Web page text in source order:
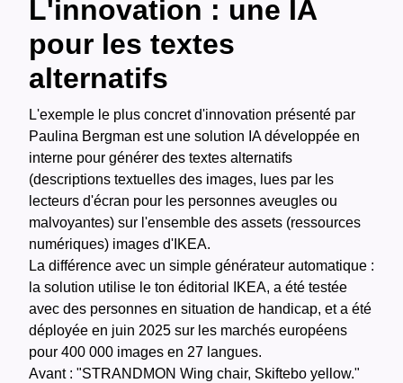
L'innovation : une IA
pour les textes
alternatifs
L'exemple le plus concret d'innovation présenté par
Paulina Bergman est une solution IA développée en
interne pour générer des textes alternatifs
(descriptions textuelles des images, lues par les
lecteurs d'écran pour les personnes aveugles ou
malvoyantes) sur l'ensemble des assets (ressources
numériques) images d'IKEA.
La différence avec un simple générateur automatique :
la solution utilise le ton éditorial IKEA, a été testée
avec des personnes en situation de handicap, et a été
déployée en juin 2025 sur les marchés européens
pour 400 000 images en 27 langues.
Avant : "STRANDMON Wing chair, Skiftebo yellow."